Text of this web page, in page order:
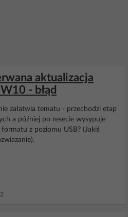
aktualizacja
- błąd
załatwia tematu - przechodzi etap
a później po resecie wysypuje
z poziomu USB? (Jakiś